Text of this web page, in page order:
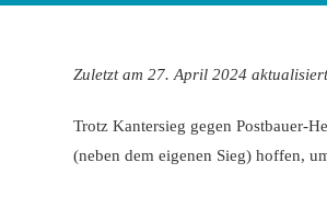
Zuletzt am 27. April 2024
Trotz Kantersieg gegen Postbauer-
(neben dem eigenen Sieg) hoffen,